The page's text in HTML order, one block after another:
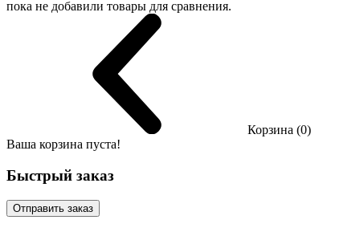
пока не добавили товары для сравнения.
Корзина (0)
Ваша корзина пуста!
Быстрый заказ
Отправить заказ